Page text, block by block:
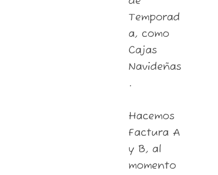
Temporad
a, como
Cajas
Navideñas
.
Hacemos
Factura A
y B, al
momento